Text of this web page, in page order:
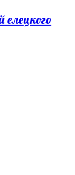
елецкого